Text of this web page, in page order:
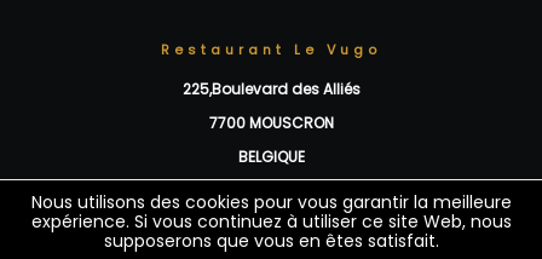
Nous utilisons des cookies pour vous garantir la meilleure
expérience. Si vous continuez à utiliser ce site Web, nous
supposerons que vous en êtes satisfait.
Restaurant Le Vugo
225,Boulevard des Alliés
7700 MOUSCRON
BELGIQUE
Nous utilisons des cookies pour vous garantir la meilleure
expérience. Si vous continuez à utiliser ce site Web, nous
supposerons que vous en êtes satisfait.